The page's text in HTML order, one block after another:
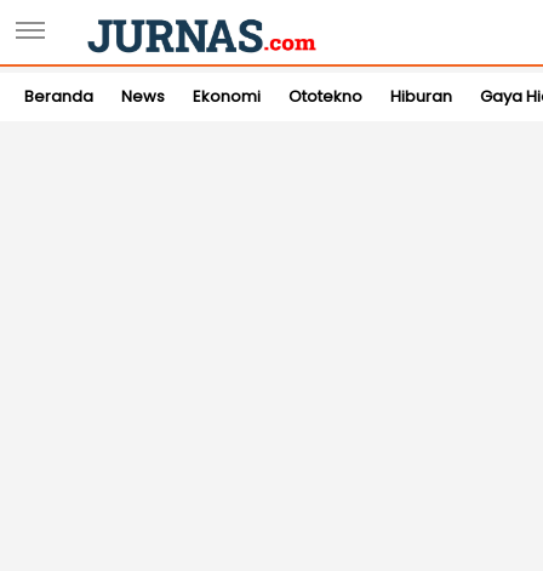
Beranda News Ekonomi Ototekno Hiburan Gaya